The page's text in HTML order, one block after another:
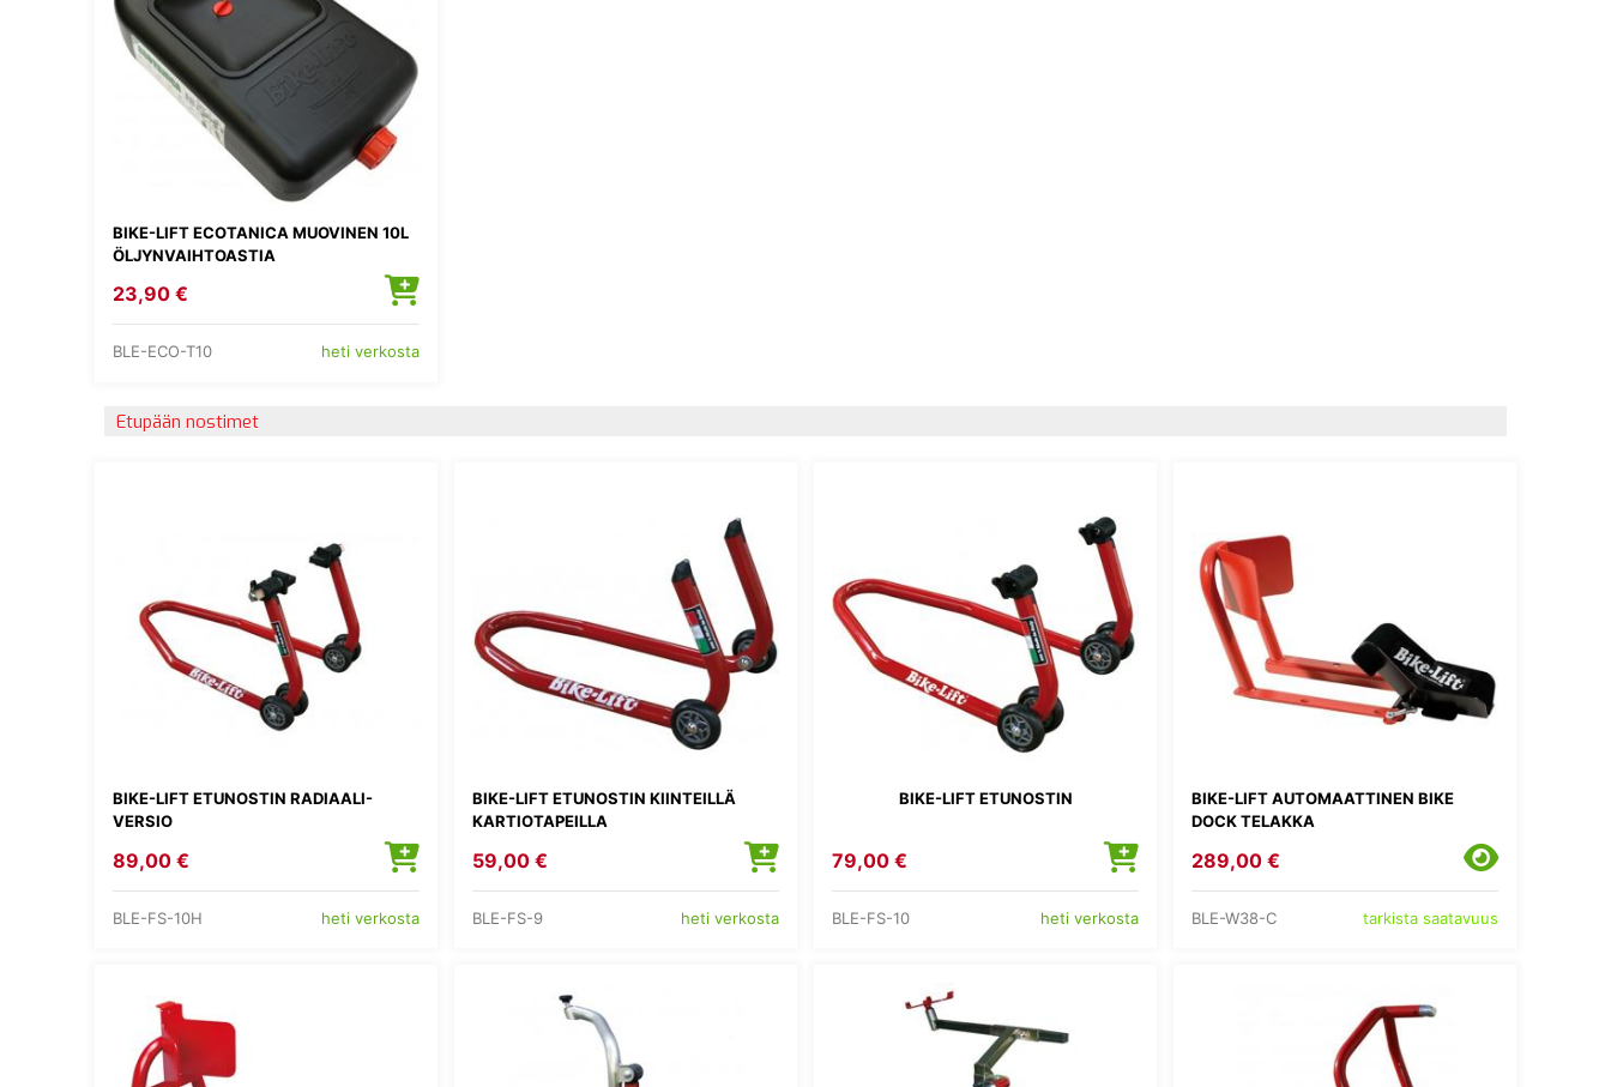
BIKE-LIFT ECOTANICA MUOVINEN 10L
ÖLJYNVAIHTOASTIA
23,90 €
BLE-ECO-T10 heti verkosta
Etupään nostimet
BIKE-LIFT ETUNOSTIN RADIAALI-
VERSIO
89,00 €
BLE-FS-10H heti verkosta
BIKE-LIFT ETUNOSTIN KIINTEILLÄ
KARTIOTAPEILLA
59,00 €
BLE-FS-9 heti verkosta
BIKE-LIFT ETUNOSTIN
79,00 €
BLE-FS-10 heti verkosta
BIKE-LIFT AUTOMAATTINEN BIKE
DOCK TELAKKA
289,00 €
BLE-W38-C tarkista saatavuus